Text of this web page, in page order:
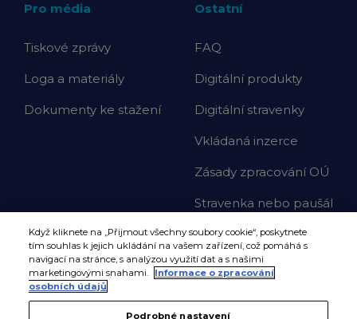
Pro média
Tiskové zprávy
Loga a materiály
Dokumenty ke stažení
Ostatní
FAQ
Digitální produkty
Digitální stravenky
Vkládaná inzerce
Zásady zpracování OÚ
Stravenka nebo paušál
Když kliknete na „Přijmout všechny soubory cookie“, poskytnete
tím souhlas k jejich ukládání na vašem zařízení, což pomáhá s
navigací na stránce, s analýzou využití dat a s našimi
marketingovými snahami.
Informace o zpracování
osobních údajů
Podrobné nastavení